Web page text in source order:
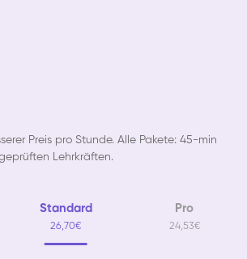
Preis pro Stunde. Alle Pakete: 45-min
Lehrkräften.
Standard
26,70€
Pro
24,53€